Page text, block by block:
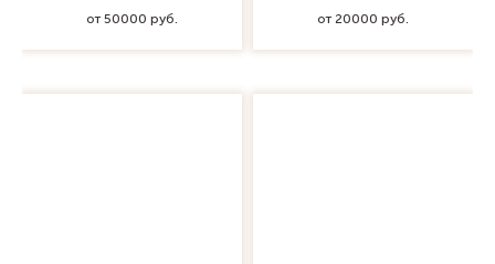
от 50000 руб. от 20000 руб.